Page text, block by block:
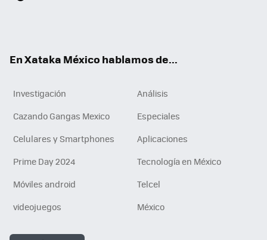
En Xataka México hablamos de...
Investigación
Análisis
Cazando Gangas Mexico
Especiales
Celulares y Smartphones
Aplicaciones
Prime Day 2024
Tecnología en México
Móviles android
Telcel
videojuegos
México